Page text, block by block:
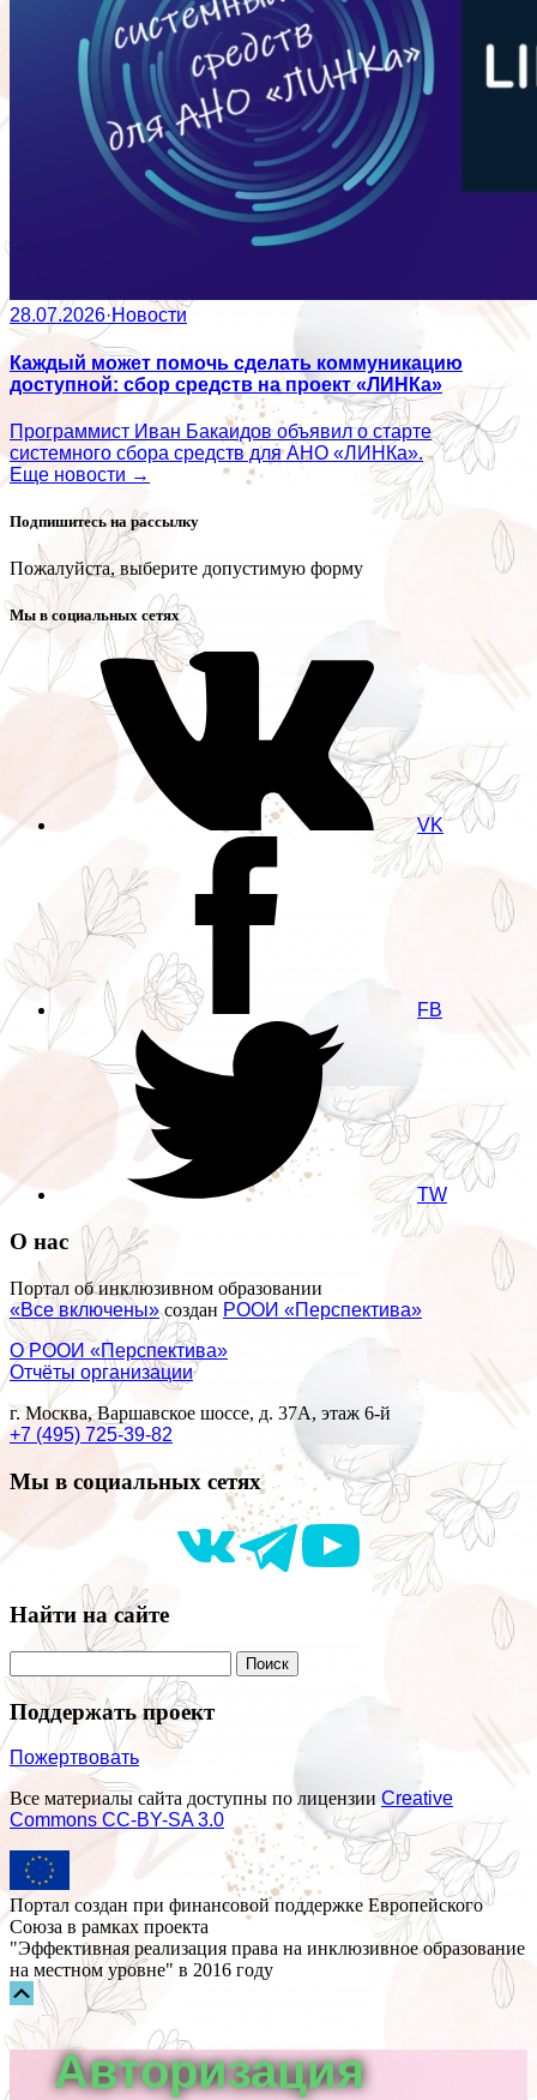
28.07.2026·Новости
Каждый может помочь сделать коммуникацию
доступной: сбор средств на проект «ЛИНКа»
Программист Иван Бакаидов объявил о старте
системного сбора средств для АНО «ЛИНКа».
Еще новости →
Подпишитесь на рассылку
Пожалуйста, выберите допустимую форму
Мы в социальных сетях
VK
FB
TW
О нас
Портал об инклюзивном образовании
«Все включены»создан РООИ «Перспектива»
О РООИ «Перспектива»
Отчёты организации
г. Москва, Варшавское шоссе, д. 37А, этаж 6-й
+7 (495) 725-39-82
Мы в социальных сетях
Найти на сайте
Поддержать проект
Пожертвовать
Все материалы сайта доступны по лицензии Creative
Commons СС-BY-SA 3.0
Портал создан при финансовой поддержке Европейского
Союза в рамках проекта
"Эффективная реализация права на инклюзивное образование
на местном уровне" в 2016 году
Прокрутка
вверх
Авторизация